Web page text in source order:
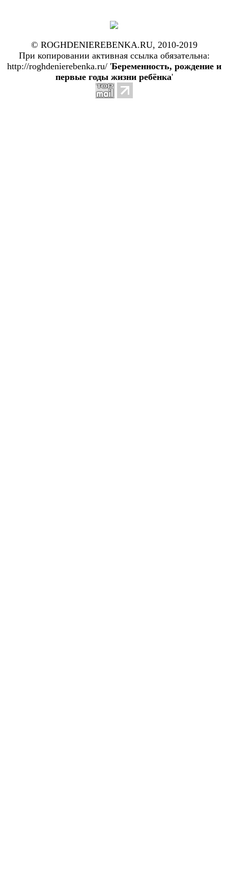
© ROGHDENIEREBENKA.RU, 2010-2019
При копировании активная ссылка обязательна:
http://roghdenierebenka.ru/ 'Беременность, рождение и
первые годы жизни ребёнка'